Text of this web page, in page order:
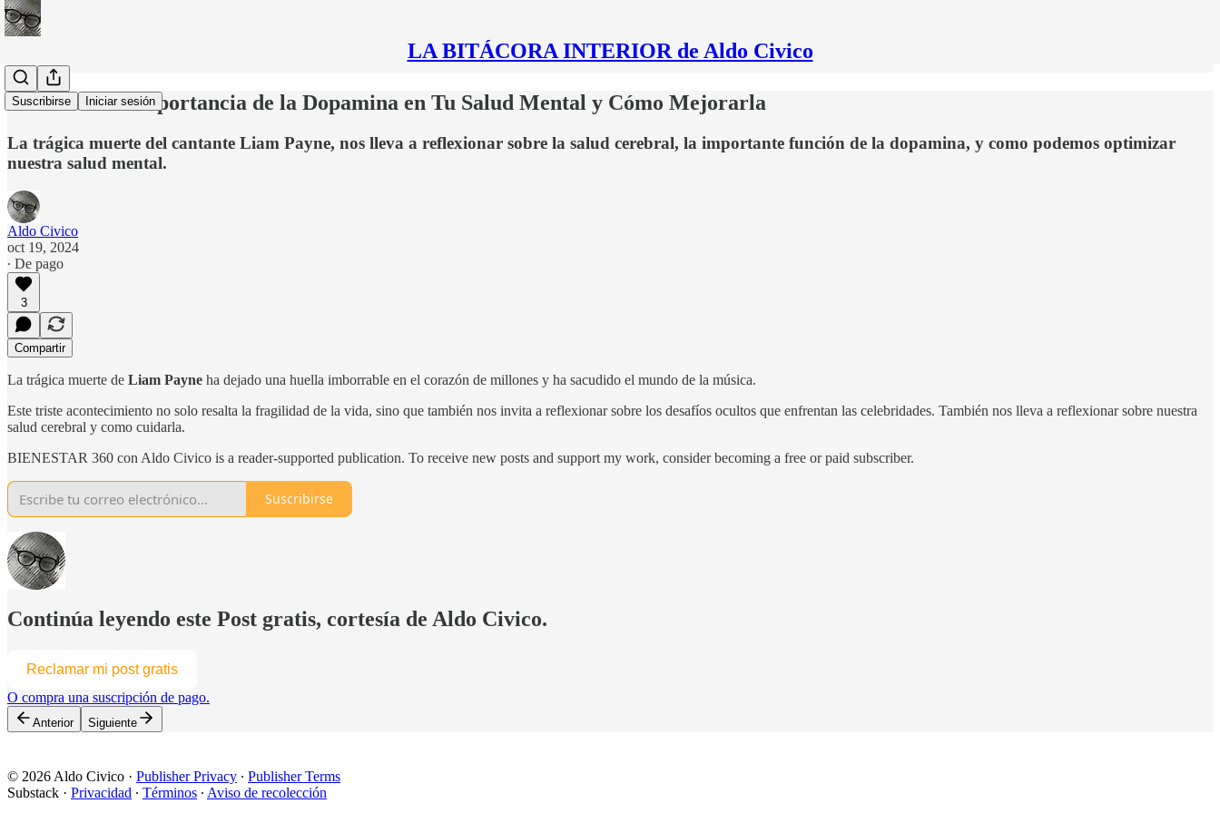
LA BITÁCORA INTERIOR de Aldo Civico
Suscribirse Iniciar sesión
Descubre La Importancia de la Dopamina en Tu Salud Mental y Cómo Mejorarla
La trágica muerte del cantante Liam Payne, nos lleva a reflexionar sobre la salud cerebral, la importante función de la dopamina, y como podemos optimizar
nuestra salud mental.
Aldo Civico
oct 19, 2024
∙ De pago
3
Compartir
La trágica muerte de Liam Payne ha dejado una huella imborrable en el corazón de millones y ha sacudido el mundo de la música.
Este triste acontecimiento no solo resalta la fragilidad de la vida, sino que también nos invita a reflexionar sobre los desafíos ocultos que enfrentan las celebridades. También nos lleva a reflexionar sobre nuestra
salud cerebral y como cuidarla.
BIENESTAR 360 con Aldo Civico is a reader-supported publication. To receive new posts and support my work, consider becoming a free or paid subscriber.
Suscribirse
Continúa leyendo este Post gratis, cortesía de Aldo Civico.
Reclamar mi post gratis
O compra una suscripción de pago.
Anterior Siguiente
© 2026 Aldo Civico · Publisher Privacy ∙ Publisher Terms
Substack · Privacidad ∙ Términos ∙ Aviso de recolección